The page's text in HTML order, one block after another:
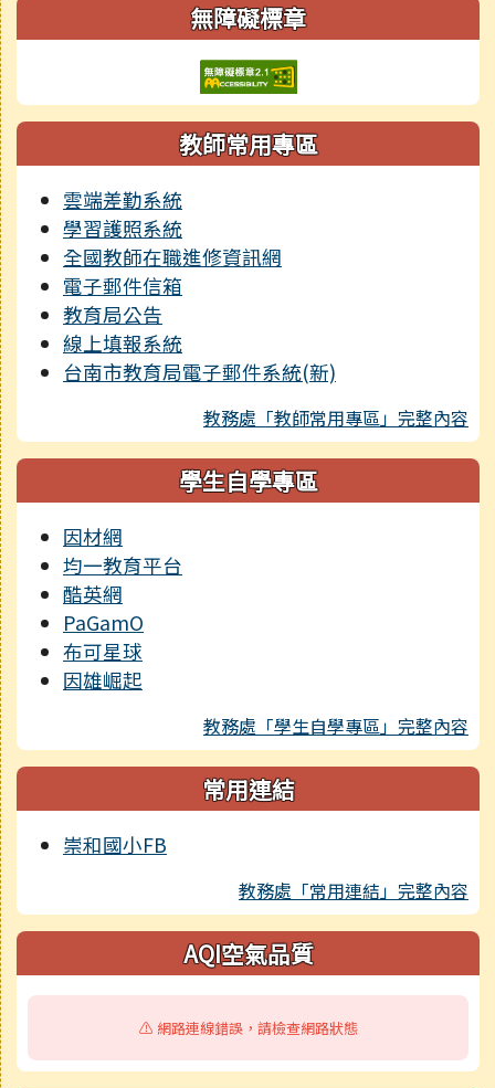
無障礙標章
教師常用專區
雲端差勤系統
學習護照系統
全國教師在職進修資訊網
電子郵件信箱
教育局公告
線上填報系統
台南市教育局電子郵件系統(新)
教務處「教師常用專區」完整內容
學生自學專區
因材網
均一教育平台
酷英網
PaGamO
布可星球
因雄崛起
教務處「學生自學專區」完整內容
常用連結
崇和國小FB
教務處「常用連結」完整內容
AQI空氣品質
⚠️ 網路連線錯誤，請檢查網路狀態